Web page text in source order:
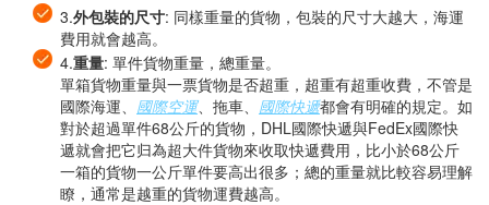
3.外包裝的尺寸: 同樣重量的貨物，包裝的尺寸大越大，海運
費用就會越高。
4.重量: 單件貨物重量，總重量。
單箱貨物重量與一票貨物是否超重，超重有超重收費，不管是
國際海運、 國際空運、拖車、 國際快遞都會有明確的規定。如
對於超過單件68公斤的貨物，DHL國際快遞與FedEx國際快
遞就會把它归為超大件貨物來收取快遞費用，比小於68公斤
一箱的貨物一公斤單件要高出很多；總的重量就比較容易理解
瞭，通常是越重的貨物運費越高。